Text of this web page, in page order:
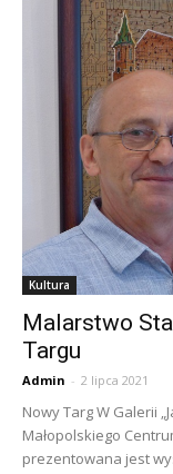
Kultura
Malarstwo
Targu
Admin - 2 lipca 2021
Nowy Targ W Galerii
Małopolskiego
prezentowana jest